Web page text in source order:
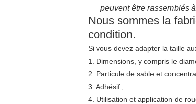
peuvent être rassemblés
Nous sommes la
condition.
Si vous devez adapter la taille
1. Dimensions, y compris le
2. Particule de sable et
3. Adhésif ;
4. Utilisation et application de